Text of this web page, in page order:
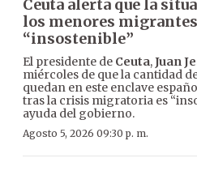
Ceuta alerta que la
los menores
“insostenible”
El presidente de Ceuta,Juan
miércoles de que la cantidad
quedan en este enclave
tras la crisis migratoria es
ayuda del gobierno.
Agosto 5, 2026 09:30 p. m.